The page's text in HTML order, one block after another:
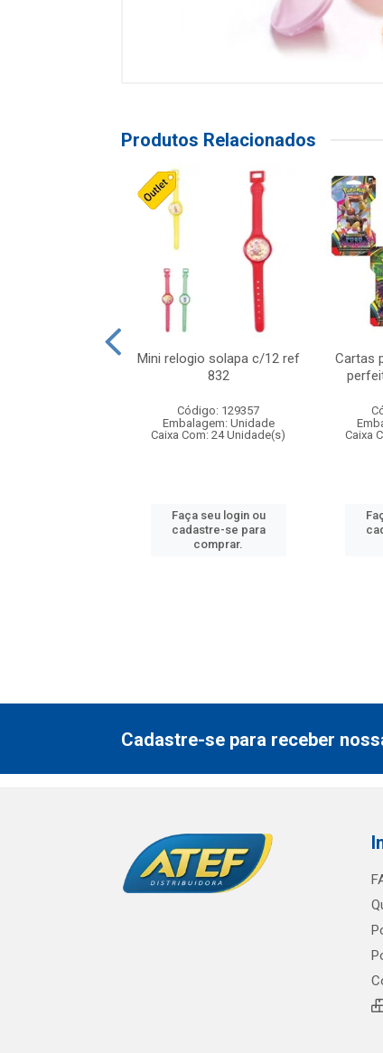
Produtos Relacionados
Mini relogio solapa c/12 ref
832
Código: 129357
Embalagem: Unidade
Caixa Com: 24 Unidade(s)
Faça seu login ou
cadastre-se para
comprar.
Cartas
Caixa
Cadastre-se para receber